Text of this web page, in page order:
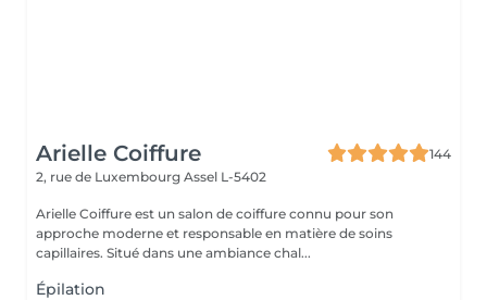
Arielle Coiffure
144
2, rue de Luxembourg Assel L-5402
Arielle Coiffure est un salon de coiffure connu pour son
approche moderne et responsable en matière de soins
capillaires. Situé dans une ambiance chal...
Épilation